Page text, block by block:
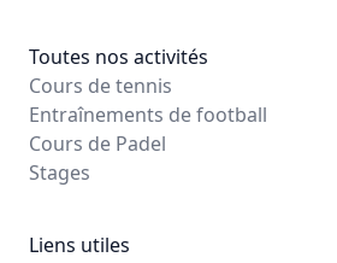
Toutes nos activités
Cours de tennis
Entraînements de football
Cours de Padel
Stages
Liens utiles